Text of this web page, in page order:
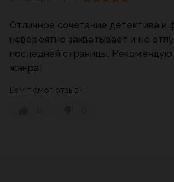
Отличное сочетание детектива и
невероятно захватывает и не
последней страницы.
жанра!
Вам помог отзыв?